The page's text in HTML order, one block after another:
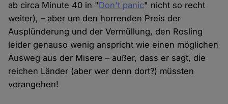
ab circa Minute 40 in "Don't panic" nicht so recht
weiter), – aber um den horrenden Preis der
Ausplünderung und der Vermüllung, den Rosling
leider genauso wenig anspricht wie einen möglichen
Ausweg aus der Misere – außer, dass er sagt, die
reichen Länder (aber wer denn dort?) müssten
vorangehen!